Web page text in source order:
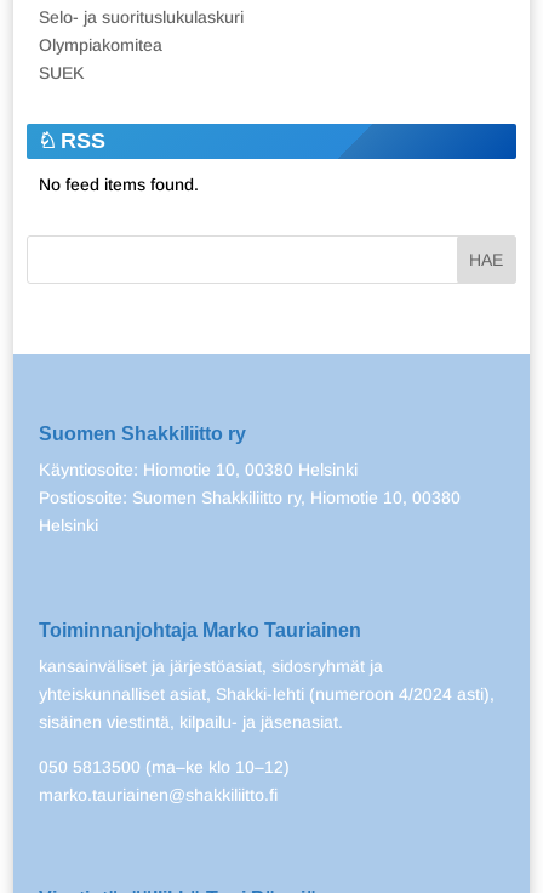
Selo- ja suorituslukulaskuri
Olympiakomitea
SUEK
RSS
No feed items found.
Suomen Shakkiliitto ry
Käyntiosoite: Hiomotie 10, 00380 Helsinki
Postiosoite: Suomen Shakkiliitto ry, Hiomotie 10, 00380
Helsinki
Toiminnanjohtaja Marko Tauriainen
kansainväliset ja järjestöasiat, sidosryhmät ja
yhteiskunnalliset asiat, Shakki-lehti (numeroon 4/2024 asti),
sisäinen viestintä, kilpailu- ja jäsenasiat.
050 5813500 (ma–ke klo 10–12)
marko.tauriainen@shakkiliitto.fi